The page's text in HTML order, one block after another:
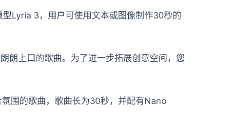
Lyria 3，用户可使用文本或图像制作30秒的
朗上口的歌曲。为了进一步拓展创意空间，您
围的歌曲，歌曲长为30秒，并配有Nano